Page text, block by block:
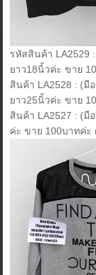
รหัสสินค้า LA2529
ยาว18นิ้วค่ะ ขาย
สินค้า LA2528 : (มื
ยาว25นิ้วค่ะ ขาย
สินค้า LA2527 : (มื
ค่ะ ขาย 100บาทค่ะ